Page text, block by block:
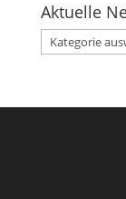
Aktuelle
Aktuelle
News-